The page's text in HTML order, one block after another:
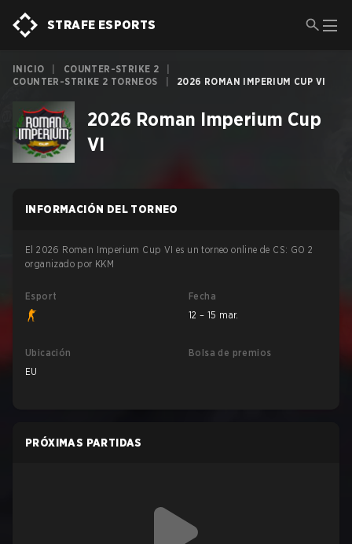
STRAFE ESPORTS
INICIO COUNTER-STRIKE 2
COUNTER-STRIKE 2 TORNEOS
2026 ROMAN IMPERIUM CUP VI
2026 Roman Imperium Cup
VI
INFORMACIÓN DEL TORNEO
El 2026 Roman Imperium Cup VI es un torneo online de CS: GO 2
organizado por KKM
Esport
Fecha
12 – 15 mar.
Ubicación
EU
Bolsa de premios
PRÓXIMAS PARTIDAS